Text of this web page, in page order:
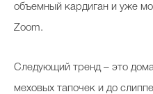
Хит недели от визажиста
объемный кардиган и уже
Zoom.
Cледующий тренд – это
меховых тапочек и до